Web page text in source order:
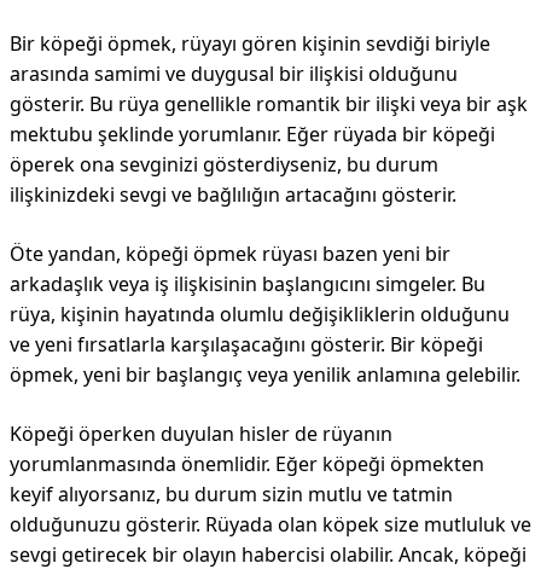
Bir köpeği öpmek, rüyayı gören kişinin sevdiği biriyle
arasında samimi ve duygusal bir ilişkisi olduğunu
gösterir. Bu rüya genellikle romantik bir ilişki veya bir aşk
mektubu şeklinde yorumlanır. Eğer rüyada bir köpeği
öperek ona sevginizi gösterdiyseniz, bu durum
ilişkinizdeki sevgi ve bağlılığın artacağını gösterir.
Öte yandan, köpeği öpmek rüyası bazen yeni bir
arkadaşlık veya iş ilişkisinin başlangıcını simgeler. Bu
rüya, kişinin hayatında olumlu değişikliklerin olduğunu
ve yeni fırsatlarla karşılaşacağını gösterir. Bir köpeği
öpmek, yeni bir başlangıç veya yenilik anlamına gelebilir.
Köpeği öperken duyulan hisler de rüyanın
yorumlanmasında önemlidir. Eğer köpeği öpmekten
keyif alıyorsanız, bu durum sizin mutlu ve tatmin
olduğunuzu gösterir. Rüyada olan köpek size mutluluk ve
sevgi getirecek bir olayın habercisi olabilir. Ancak, köpeği